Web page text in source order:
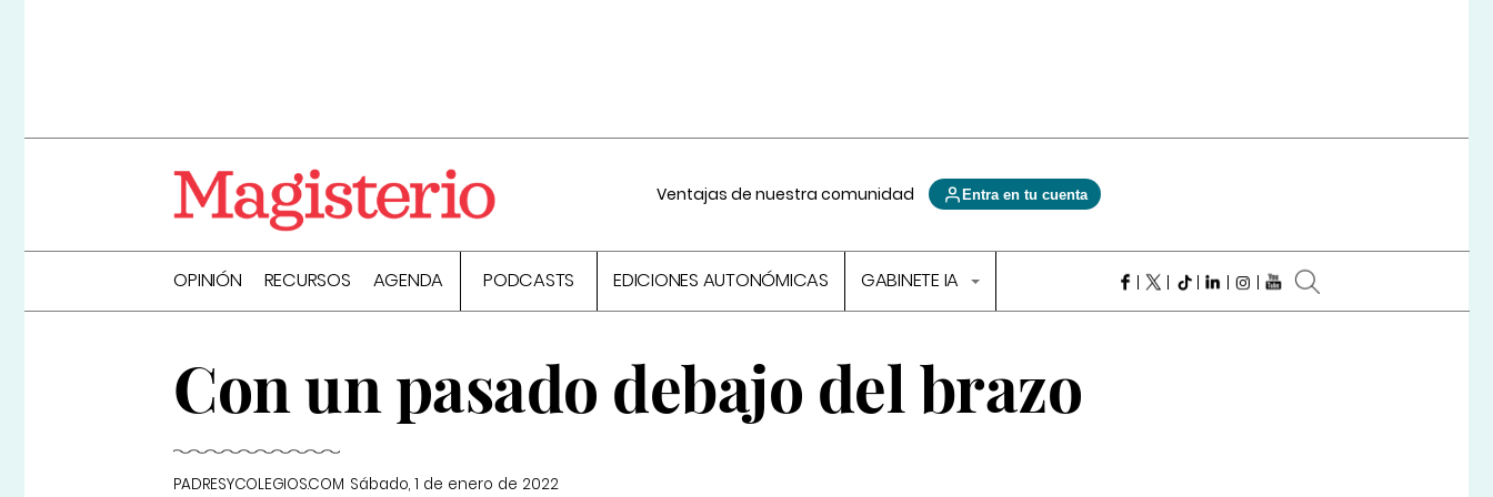
Ventajas de nuestra comunidad Entra en tu cuenta
OPINIÓN RECURSOS AGENDA PODCASTS EDICIONES AUTONÓMICAS GABINETE IA
Con un pasado debajo del brazo
PADRESYCOLEGIOS.COM Sábado, 1 de enero de 2022